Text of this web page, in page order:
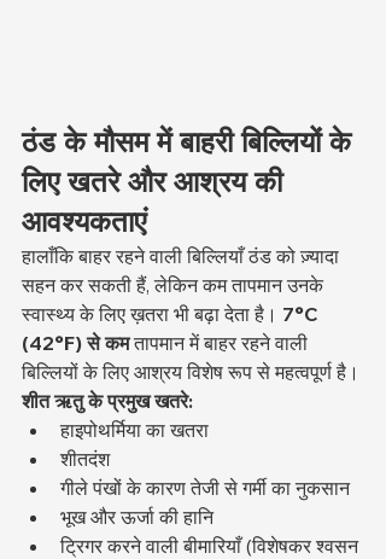
ठंड के मौसम में बाहरी बिल्लियों के
लिए खतरे और आश्रय की
आवश्यकताएं
हालाँकि बाहर रहने वाली बिल्लियाँ ठंड को ज़्यादा
सहन कर सकती हैं, लेकिन कम तापमान उनके
स्वास्थ्य के लिए ख़तरा भी बढ़ा देता है। 7°C
(42°F) से कम तापमान में बाहर रहने वाली
बिल्लियों के लिए आश्रय विशेष रूप से महत्वपूर्ण है।
शीत ऋतु के प्रमुख खतरे:
हाइपोथर्मिया का खतरा
शीतदंश
गीले पंखों के कारण तेजी से गर्मी का नुकसान
भूख और ऊर्जा की हानि
ट्रिगर करने वाली बीमारियाँ (विशेषकर श्वसन